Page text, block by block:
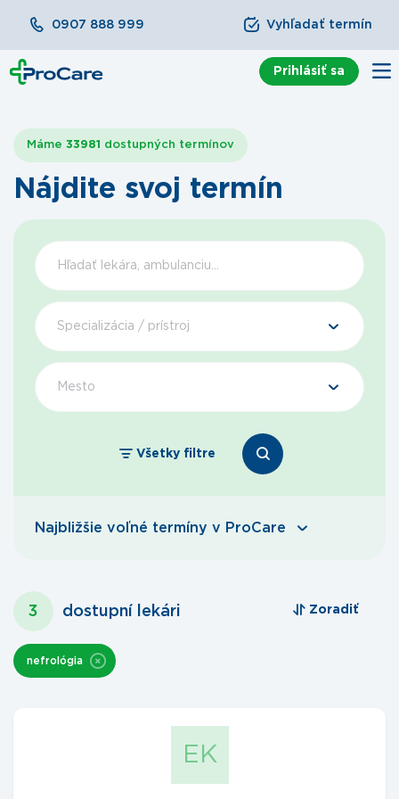
0907 888 999 Vyhľadať termín
Prihlásiť sa
Nájdite svoj termín
Máme 33981 dostupných termínov
Špecializácia / prístroj
Mesto
Všetky filtre
Najbližšie voľné termíny v ProCare
3 dostupní lekári Zoradiť
nefrológia
EK